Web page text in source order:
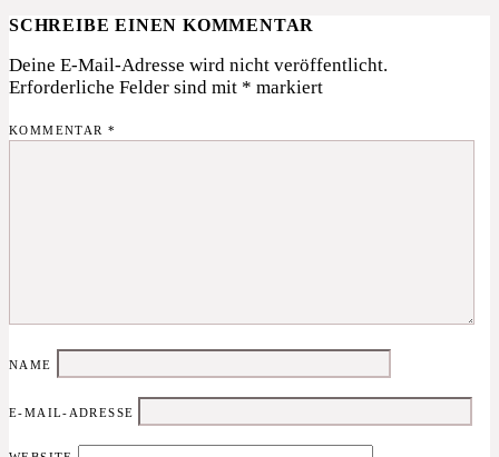
SCHREIBE EINEN KOMMENTAR
Deine E-Mail-Adresse wird nicht veröffentlicht.
Erforderliche Felder sind mit * markiert
KOMMENTAR *
NAME
E-MAIL-ADRESSE